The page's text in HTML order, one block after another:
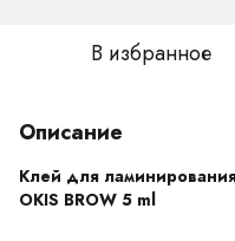
В избранное
Описание
Клей для
OKIS BROW 5 ml